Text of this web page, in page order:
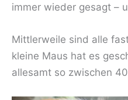
immer wieder gesagt –
Mittlerweile sind alle
kleine Maus hat es
allesamt so zwischen